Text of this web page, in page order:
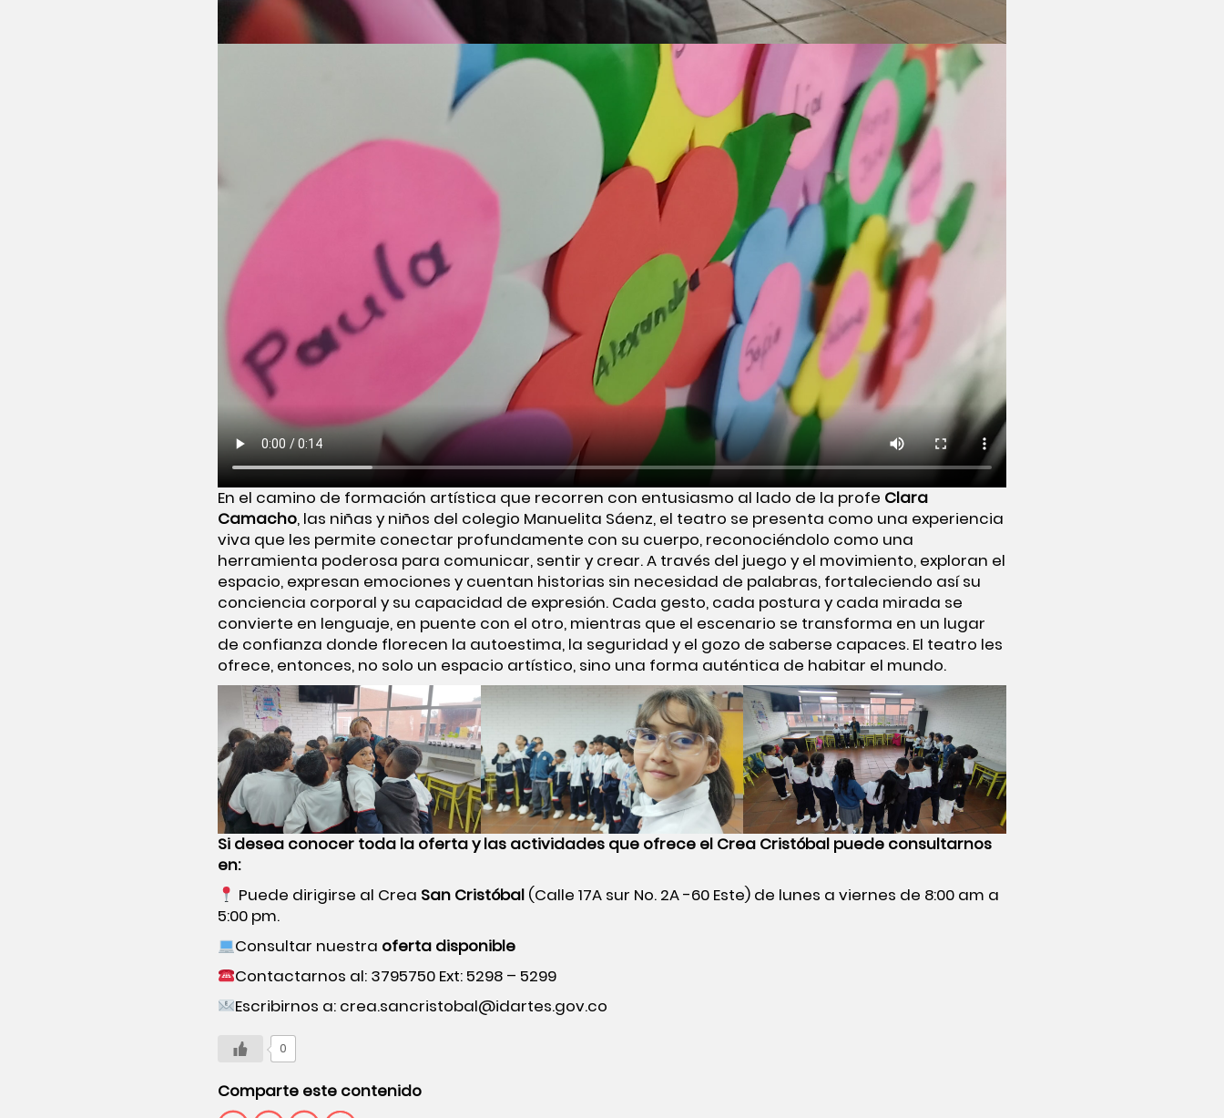
En el camino de formación artística que recorren con entusiasmo al lado de la profe Clara
Camacho, las niñas y niños del colegio Manuelita Sáenz, el teatro se presenta como una experiencia
viva que les permite conectar profundamente con su cuerpo, reconociéndolo como una
herramienta poderosa para comunicar, sentir y crear. A través del juego y el movimiento, exploran el
espacio, expresan emociones y cuentan historias sin necesidad de palabras, fortaleciendo así su
conciencia corporal y su capacidad de expresión. Cada gesto, cada postura y cada mirada se
convierte en lenguaje, en puente con el otro, mientras que el escenario se transforma en un lugar
de confianza donde florecen la autoestima, la seguridad y el gozo de saberse capaces. El teatro les
ofrece, entonces, no solo un espacio artístico, sino una forma auténtica de habitar el mundo.
Si desea conocer toda la oferta y las actividades que ofrece el Crea Cristóbal puede consultarnos
en:
Puede dirigirse al Crea San Cristóbal (Calle 17A sur No. 2A -60 Este) de lunes a viernes de 8:00 am a
5:00 pm.
Consultar nuestra oferta disponible
Contactarnos al: 3795750 Ext: 5298 – 5299
Escribirnos a: crea.sancristobal@idartes.gov.co
0
Comparte este contenido